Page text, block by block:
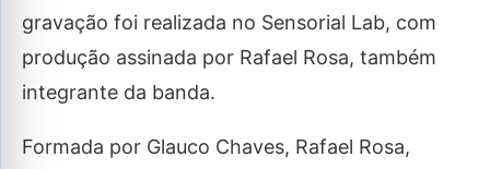
gravação foi realizada no Sensorial Lab, com
produção assinada por Rafael Rosa, também
integrante da banda.
Formada por Glauco Chaves, Rafael Rosa,